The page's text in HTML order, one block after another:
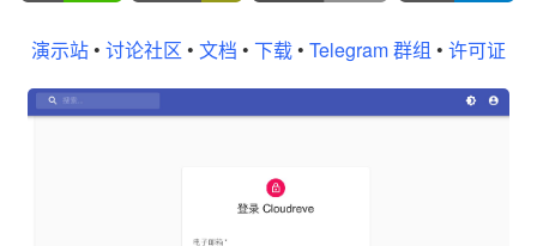
演示站 • 讨论社区 • 文档 • 下载 • Telegram 群组 • 许可证